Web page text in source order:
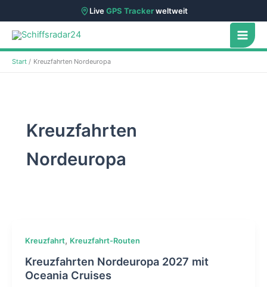
LiveGPS Trackerweltweit
Zum
Inhalt
springen
Start Kreuzfahrten Nordeuropa
Kreuzfahrten
Nordeuropa
Kreuzfahrt, Kreuzfahrt-Routen
Kreuzfahrten Nordeuropa 2027 mit
Oceania Cruises